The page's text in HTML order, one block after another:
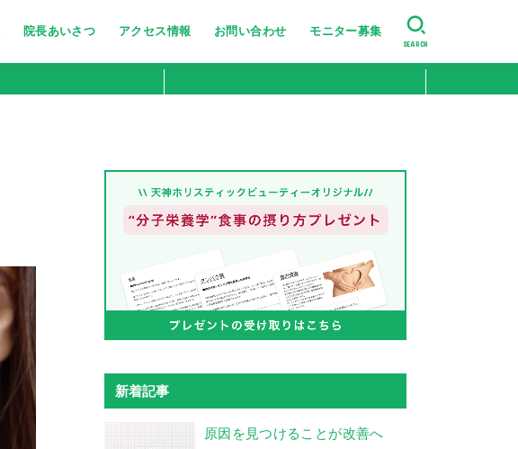
院長あいさつ アクセス情報 お問い合わせ モニター募集
美肌・肌のハリ艶
たるみ・シワ改善
ニキビ跡・小じわ改善
肌の引き締め
ニキビ・シミ・肝斑改善
SEARCH
新着記事
原因を見つけることが改善へ